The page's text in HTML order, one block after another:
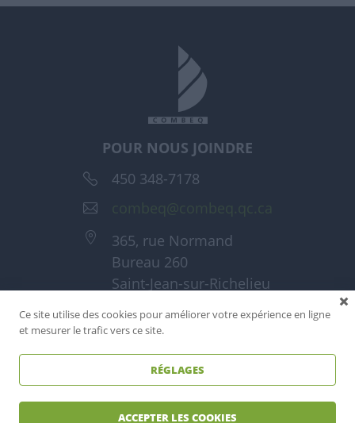
POUR NOUS JOINDRE
450 348-7178
365, rue Normand
Bureau 260
Saint-Jean-sur-Richelieu
Tous droits réservés - Combeq 2026
Réalisé parReactif agence web
Ce site utilise des cookies pour améliorer votre expérience en ligne
et mesurer le trafic vers ce site.
RÉGLAGES
ACCEPTER LES COOKIES